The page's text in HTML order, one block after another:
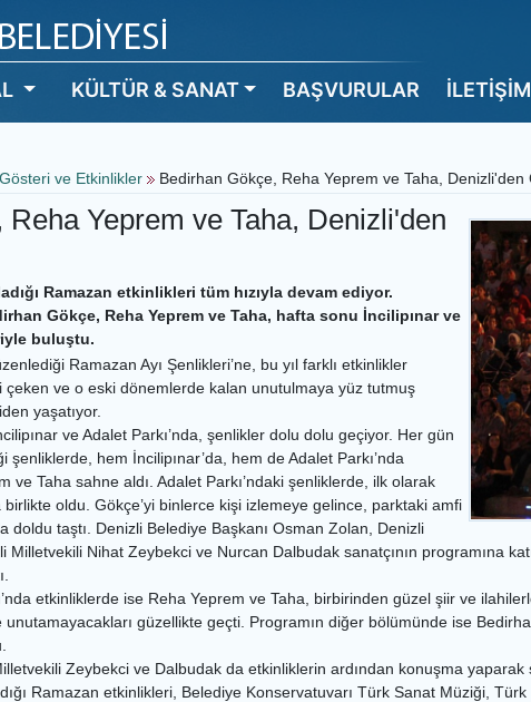
KÜLTÜR & SANAT BAŞVURULAR İLETİŞİM
Gösteri ve Etkinlikler Bedirhan Gökçe, Reha Yeprem ve Taha, Denizli'den
Reha Yeprem ve Taha, Denizli'den
Ramazan etkinlikleri tüm hızıyla devam ediyor.
Gökçe, Reha Yeprem ve Taha, hafta sonu İncilipınar ve
buluştu.
Ramazan Ayı Şenlikleri’ne, bu yıl farklı etkinlikler
ve o eski dönemlerde kalan unutulmaya yüz tutmuş
yaşatıyor.
ve Adalet Parkı’nda, şenlikler dolu dolu geçiyor. Her gün
şenliklerde, hem İncilipınar’da, hem de Adalet Parkı’nda
ve Taha sahne aldı. Adalet Parkı’ndaki şenliklerde, ilk olarak
oldu. Gökçe’yi binlerce kişi izlemeye gelince, parktaki amfi
doldu taştı. Denizli Belediye Başkanı Osman Zolan, Denizli
Milletvekili Nihat Zeybekci ve Nurcan Dalbudak sanatçının programına
etkinliklerde ise Reha Yeprem ve Taha, birbirinden güzel şiir ve
güzellikte geçti. Programın diğer bölümünde ise
Zeybekci ve Dalbudak da etkinliklerin ardından konuşma yaparak
Ramazan etkinlikleri, Belediye Konservatuvarı Türk Sanat Müziği,